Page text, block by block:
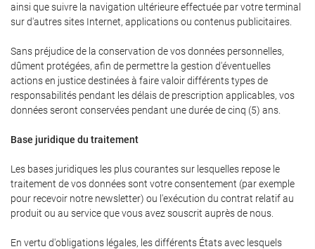
ainsi que suivre la navigation ultérieure effectuée par votre terminal
sur d'autres sites Internet, applications ou contenus publicitaires.
Sans préjudice de la conservation de vos données personnelles,
dûment protégées, afin de permettre la gestion d'éventuelles
actions en justice destinées à faire valoir différents types de
responsabilités pendant les délais de prescription applicables, vos
données seront conservées pendant une durée de cinq (5) ans.
Base juridique du traitement
Les bases juridiques les plus courantes sur lesquelles repose le
traitement de vos données sont votre consentement (par exemple
pour recevoir notre newsletter) ou l'exécution du contrat relatif au
produit ou au service que vous avez souscrit auprès de nous.
En vertu d'obligations légales, les différents États avec lesquels